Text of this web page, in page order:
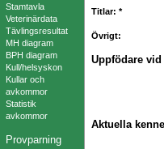
Stamtavla
Veterinärdata
Tävlingsresultat
MH diagram
BPH diagram
Kull/helsyskon
Kullar och
avkommor
Statistik
avkommor
Provparning
Titlar: *
Övrigt:
Uppfödare
Aktuella